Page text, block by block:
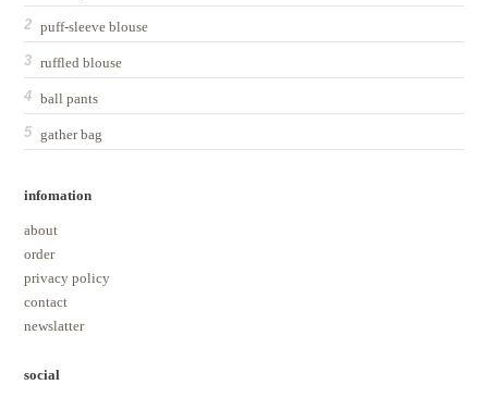
puff-sleeve blouse
ruffled blouse
ball pants
gather bag
infomation
about
order
privacy policy
contact
newslatter
social